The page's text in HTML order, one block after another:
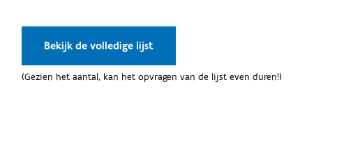
Bekijk de volledige lijst
(Gezien het aantal, kan het opvragen van de lijst even duren!)